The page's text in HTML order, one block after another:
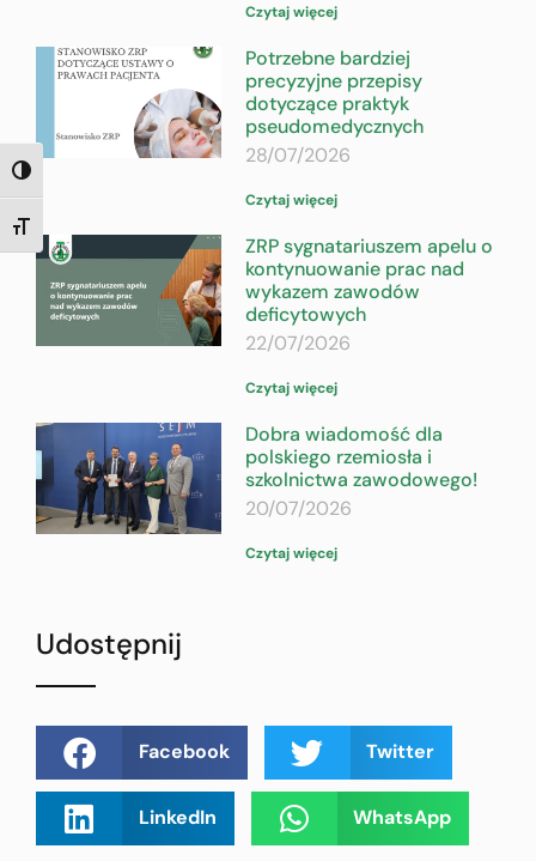
TOGGLE HIGH CONTRAST
TOGGLE FONT SIZE
Czytaj więcej
Potrzebne bardziej
precyzyjne przepisy
dotyczące praktyk
pseudomedycznych
28/07/2026
Czytaj więcej
ZRP sygnatariuszem apelu o
kontynuowanie prac nad
wykazem zawodów
deficytowych
22/07/2026
Czytaj więcej
Dobra wiadomość dla
polskiego rzemiosła i
szkolnictwa zawodowego!
20/07/2026
Czytaj więcej
Udostępnij
Facebook Twitter
LinkedIn WhatsApp